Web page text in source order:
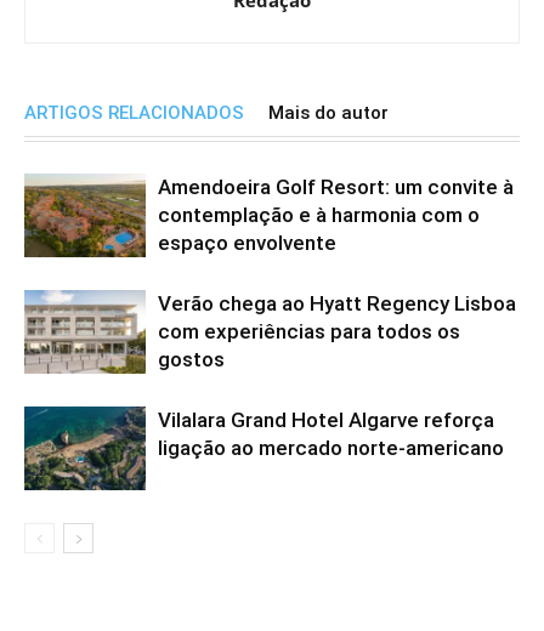
ARTIGOS RELACIONADOS Mais do autor
Amendoeira Golf Resort: um convite à
contemplação e à harmonia com o
espaço envolvente
Verão chega ao Hyatt Regency Lisboa
com experiências para todos os
gostos
Vilalara Grand Hotel Algarve reforça
ligação ao mercado norte-americano